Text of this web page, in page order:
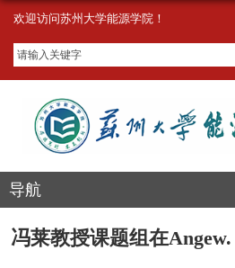
欢迎访问苏州大学能源学院！
导航
冯莱教授课题组在Angew.